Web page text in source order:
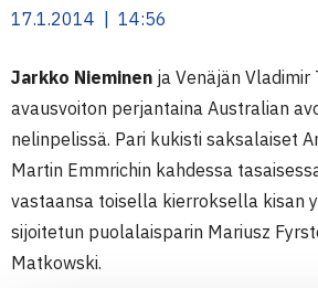
17.1.2014 | 14:56
Jarkko Nieminen ja Venäjän
avausvoiton perjantaina Australian
nelinpelissä. Pari kukisti saksalaiset
Martin Emmrichin kahdessa
vastaansa toisella kierroksella kisan
sijoitetun puolalaisparin Mariusz
Matkowski.